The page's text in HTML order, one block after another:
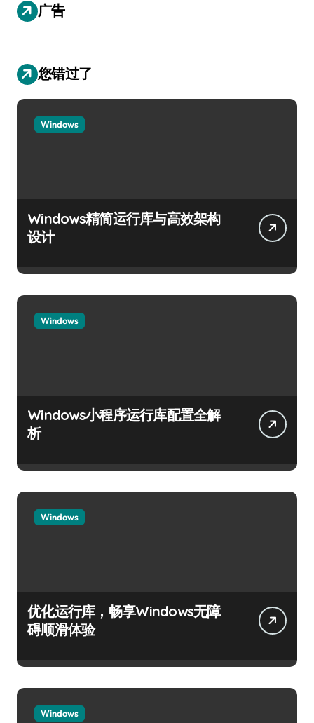
广告
您错过了
Windows
Windows精简运行库与高效架构
设计
Windows
Windows小程序运行库配置全解
析
Windows
优化运行库，畅享Windows无障
碍顺滑体验
Windows